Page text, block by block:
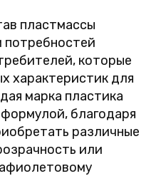
пластмассы
потребностей
которые
характеристик для
марка пластика
благодаря
различные
или